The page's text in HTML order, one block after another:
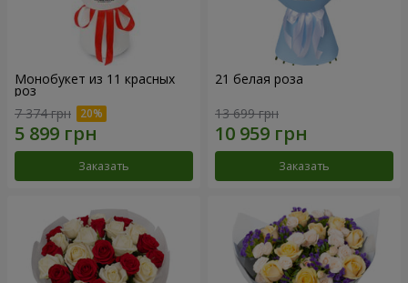
Монобукет из 11 красных
роз
7 374 грн
Заказать
21 белая роза
13 699 грн
Заказать